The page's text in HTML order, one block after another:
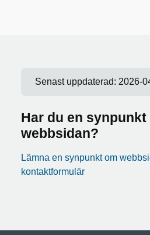
Senast uppdaterad: 2026-
Har du en
webbsidan?
Lämna en synpunkt om
kontaktformulär